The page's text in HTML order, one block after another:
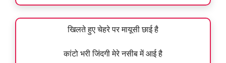
खिलते हुए चेहरे पर मायूसी छाई है
कांटो भरी जिंदगी मेरे नसीब में आई है